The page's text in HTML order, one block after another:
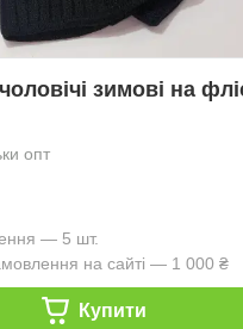
зимові на
опт
— 5 шт.
на сайті — 1 000 ₴
Купити